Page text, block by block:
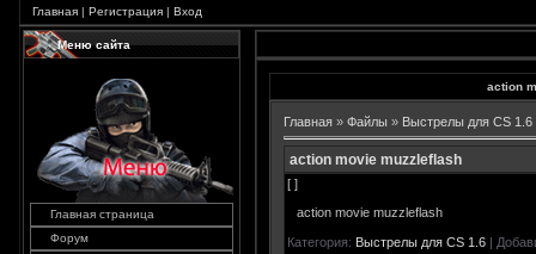
Главная | Регистрация | Вход
Меню сайта
Главная страница
Форум
action
Главная » Файлы » Выстрелы для CS 1.6
action movie muzzleflash
[ ]
action movie muzzleflash
Категория: Выстрелы для CS 1.6 |